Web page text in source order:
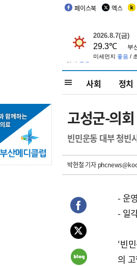
페이스북 엑스
사회 정치
고성군-의회
빈민운동 대부 청
박현철 기자
- 운
- 일
‘빈
의